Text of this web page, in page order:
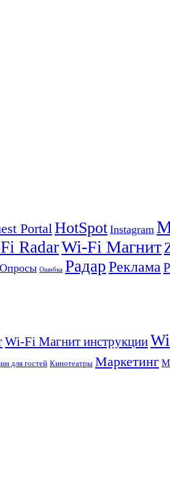
PortalHotSpot Instagram
RadarWi-Fi Магнит
Опросы Ошибка РадарРеклама
Wi-Fi Магнит инструкции
для гостей Кинотеатры Маркетинг